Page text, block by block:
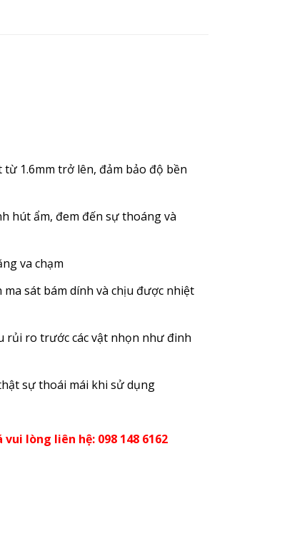
1.6mm trở lên, đảm bảo độ bền
hút ẩm, đem đến sự thoáng và
va chạm
sát bám dính và chịu được nhiệt
rủi ro trước các vật nhọn như đinh
sự thoái mái khi sử dụng
lòng liên hệ: 098 148 6162